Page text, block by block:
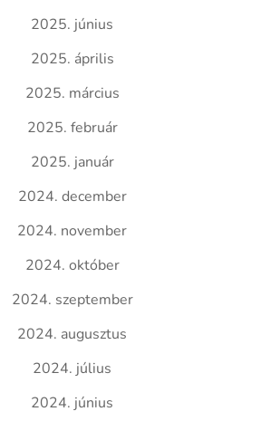
2025. június
2025. április
2025. március
2025. február
2025. január
2024. december
2024. november
2024. október
2024. szeptember
2024. augusztus
2024. július
2024. június